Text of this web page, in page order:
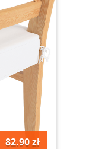
82.90 zł